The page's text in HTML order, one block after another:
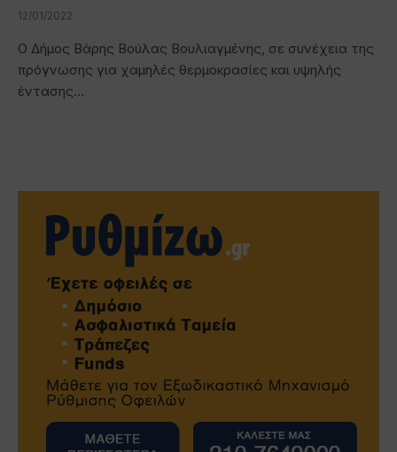
12/01/2022
Ο Δήμος Βάρης Βούλας Βουλιαγμένης, σε συνέχεια της
πρόγνωσης για χαμηλές θερμοκρασίες και υψηλής
έντασης…